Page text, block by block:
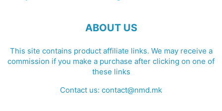
ABOUT US
This site contains product affiliate links. We may receive a
commission if you make a purchase after clicking on one of
these links
Contact us: contact@nmd.mk